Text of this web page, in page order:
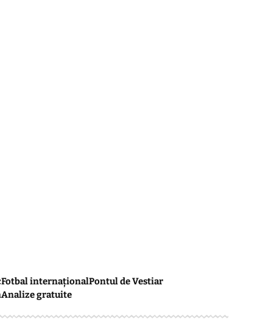
Fotbal internaționalPontul de Vestiar
Analize gratuite